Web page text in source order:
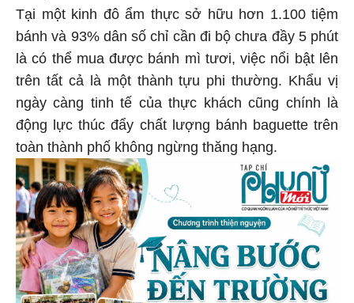
Tại một kinh đô ẩm thực sở hữu hơn 1.100 tiệm
bánh và 93% dân số chỉ cần đi bộ chưa đầy 5 phút
là có thể mua được bánh mì tươi, việc nổi bật lên
trên tất cả là một thành tựu phi thường. Khẩu vị
ngày càng tinh tế của thực khách cũng chính là
động lực thúc đẩy chất lượng bánh baguette trên
toàn thành phố không ngừng thăng hạng.